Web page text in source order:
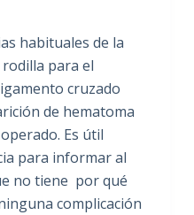
habituales de la
para el
cruzado
de hematoma
Es útil
para informar al
no tiene por qué
complicación